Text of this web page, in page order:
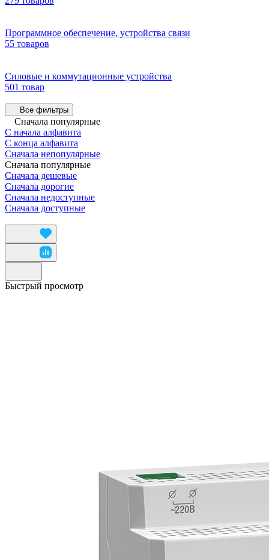
Программное обеспечение, устройства связи
55 товаров
Силовые и коммутационные устройства
501 товар
Все фильтры
Сначала популярные
С начала алфавита
С конца алфавита
Сначала непопулярные
Сначала популярные
Сначала дешевые
Сначала дорогие
Сначала недоступные
Сначала доступные
Быстрый просмотр